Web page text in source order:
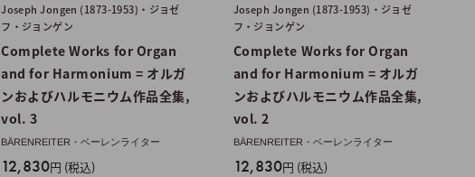
Joseph Jongen (1873-1953)・ジョゼ
フ・ジョンゲン
Complete Works for Organ
and for Harmonium = オルガ
ンおよびハルモニウム作品全集,
vol. 3
BÄRENREITER・ベーレンライター
販
12,830円 (税込)
Joseph Jongen (1873-1953)・ジョゼ
フ・ジョンゲン
Complete Works for Organ
and for Harmonium = オルガ
ンおよびハルモニウム作品全集,
vol. 2
BÄRENREITER・ベーレンライター
販
12,830円 (税込)